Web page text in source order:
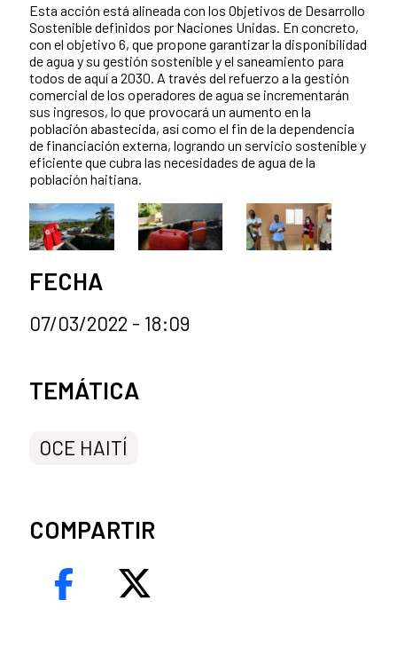
Esta acción está alineada con los Objetivos de Desarrollo
Sostenible definidos por Naciones Unidas. En concreto,
con el objetivo 6, que propone garantizar la disponibilidad
de agua y su gestión sostenible y el saneamiento para
todos de aquí a 2030. A través del refuerzo a la gestión
comercial de los operadores de agua se incrementarán
sus ingresos, lo que provocará un aumento en la
población abastecida, así como el fin de la dependencia
de financiación externa, logrando un servicio sostenible y
eficiente que cubra las necesidades de agua de la
población haitiana.
FECHA
07/03/2022 - 18:09
Categorías de la noticia
TEMÁTICA
OCE HAITÍ
COMPARTIR